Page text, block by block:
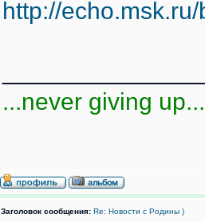
http://
...never giving up...
Заголовок сообщения: Re: Новости с Родины )